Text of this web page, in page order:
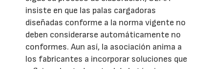
insiste en que las palas cargadoras
diseñadas conforme a la norma vigente no
deben considerarse automáticamente no
conformes. Aun así, la asociación anima a
los fabricantes a incorporar soluciones que